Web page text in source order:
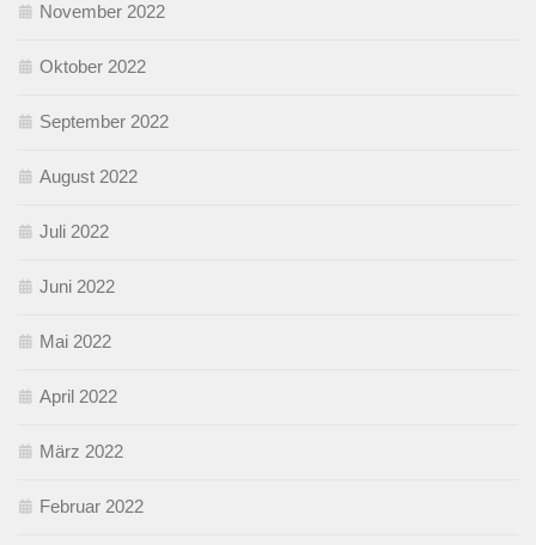
November 2022
Oktober 2022
September 2022
August 2022
Juli 2022
Juni 2022
Mai 2022
April 2022
März 2022
Februar 2022